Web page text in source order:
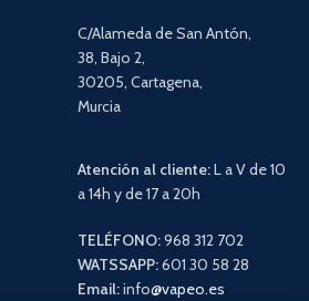
C/Alameda de San Antón,
38, Bajo 2,
30205, Cartagena,
Murcia
Atención al cliente:L a V de 10
a 14h y de 17 a 20h
TELÉFONO:968 312 702
WATSSAPP:601 30 58 28
Email:info@vapeo.es